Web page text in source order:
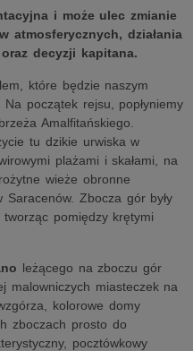
i może ulec zmianie
atmosferycznych, działania
decyzji kapitana.
które będzie naszym
początek rejsu, popłyniemy
Amalfitańskiego.
tu dzikie urwiska w
plażami i skałami, na
wieże obronne
Zbocza gór były
pomiędzy krętymi
leżącego na zboczu gór
malowniczych miasteczek na
kolorowe domy
zboczach prosto do
pocztówkowy